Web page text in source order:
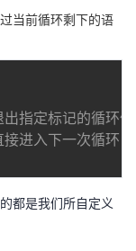
当前循环剩下的语
标记的循环体
入下一次循环
都是我们所自定义